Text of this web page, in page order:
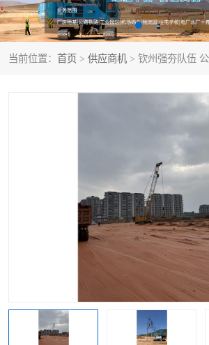
当前位置： 首页 > 供应商机 > 钦州强夯队伍
强夯队伍